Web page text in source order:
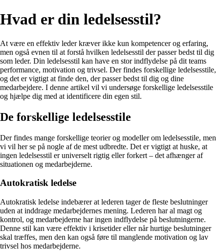
Hvad er din ledelsesstil?
At være en effektiv leder kræver ikke kun kompetencer og erfaring,
men også evnen til at forstå hvilken ledelsesstil der passer bedst til dig
som leder. Din ledelsesstil kan have en stor indflydelse på dit teams
performance, motivation og trivsel. Der findes forskellige ledelsesstile,
og det er vigtigt at finde den, der passer bedst til dig og dine
medarbejdere. I denne artikel vil vi undersøge forskellige ledelsesstile
og hjælpe dig med at identificere din egen stil.
De forskellige ledelsesstile
Der findes mange forskellige teorier og modeller om ledelsesstile, men
vi vil her se på nogle af de mest udbredte. Det er vigtigt at huske, at
ingen ledelsesstil er universelt rigtig eller forkert – det afhænger af
situationen og medarbejderne.
Autokratisk ledelse
Autokratisk ledelse indebærer at lederen tager de fleste beslutninger
uden at inddrage medarbejdernes mening. Lederen har al magt og
kontrol, og medarbejderne har ingen indflydelse på beslutningerne.
Denne stil kan være effektiv i krisetider eller når hurtige beslutninger
skal træffes, men den kan også føre til manglende motivation og lav
trivsel hos medarbejderne.